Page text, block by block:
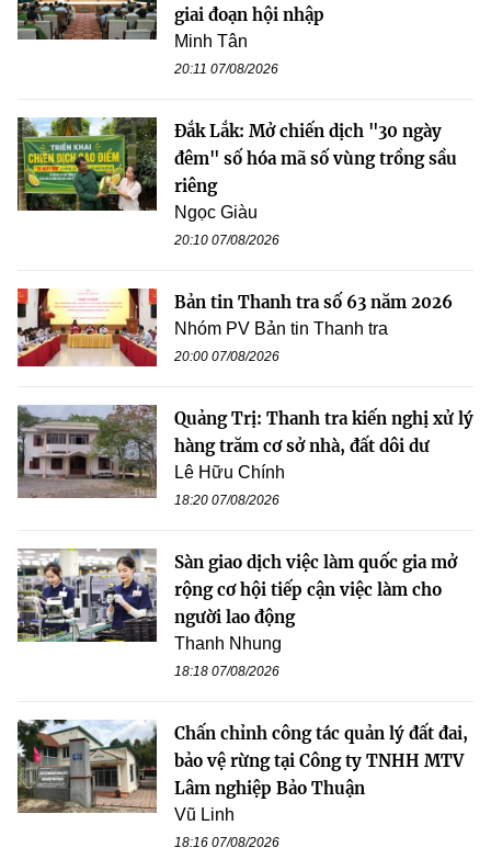
giai đoạn hội nhập
Minh Tân
20:11 07/08/2026
Đắk Lắk: Mở chiến dịch "30 ngày
đêm" số hóa mã số vùng trồng sầu
riêng
Ngọc Giàu
20:10 07/08/2026
Bản tin Thanh tra số 63 năm 2026
Nhóm PV Bản tin Thanh tra
20:00 07/08/2026
Quảng Trị: Thanh tra kiến nghị xử lý
hàng trăm cơ sở nhà, đất dôi dư
Lê Hữu Chính
18:20 07/08/2026
Sàn giao dịch việc làm quốc gia mở
rộng cơ hội tiếp cận việc làm cho
người lao động
Thanh Nhung
18:18 07/08/2026
Chấn chỉnh công tác quản lý đất đai,
bảo vệ rừng tại Công ty TNHH MTV
Lâm nghiệp Bảo Thuận
Vũ Linh
18:16 07/08/2026